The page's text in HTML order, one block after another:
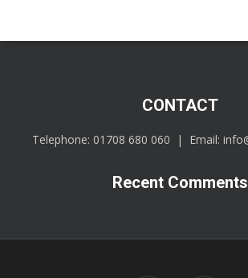
CONTACT
Telephone: 01708 680 060 | Email:
Recent Comments